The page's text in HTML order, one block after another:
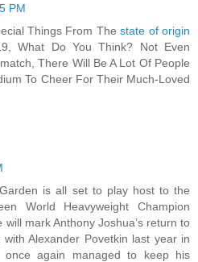
PM
Things From Thestate of origin
What Do You Think? Not Even
There Will Be A Lot Of People
To Cheer For Their Much-Loved
is all set to play host to the
World Heavyweight Champion
will mark Anthony Joshua’s return to
Alexander Povetkin last year in
once again managed to keep his